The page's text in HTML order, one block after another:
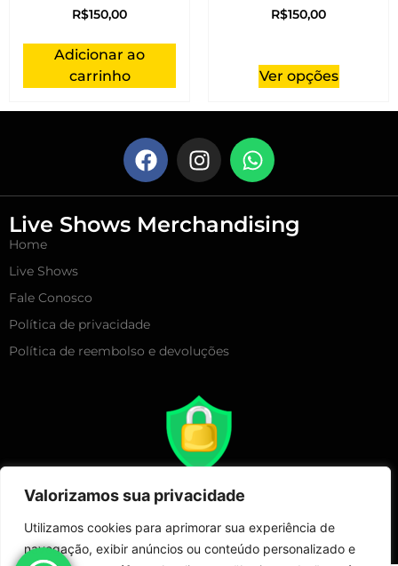
Valorizamos sua privacidade
Utilizamos cookies para aprimorar sua experiência de
navegação, exibir anúncios ou conteúdo personalizado e
R$150,00
Adicionar ao
carrinho
R$150,00
Ver opções
Live Shows Merchandising
Home
Live Shows
Fale Conosco
Política de privacidade
Política de reembolso e devoluções